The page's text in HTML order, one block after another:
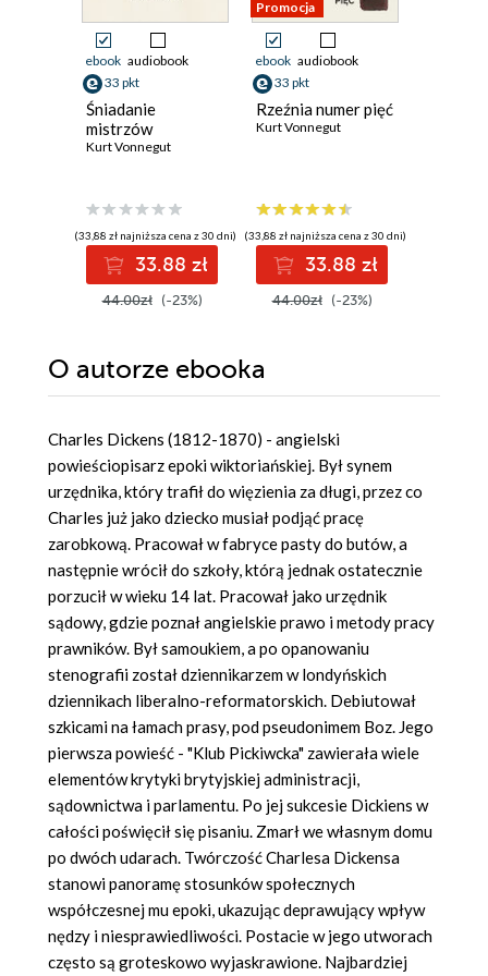
ebook audiobook
33 pkt
Śniadanie
mistrzów
Kurt Vonnegut
(33,88 zł najniższa cena z 30 dni)
33.88 zł
44.00zł (-23%)
Promocja
ebook audiobook
33 pkt
Rzeźnia numer pięć
Kurt Vonnegut
(33,88 zł najniższa cena z 30 dni)
33.88 zł
44.00zł (-23%)
O autorze ebooka
Charles Dickens (1812-1870) - angielski
powieściopisarz epoki wiktoriańskiej. Był synem
urzędnika, który trafił do więzienia za długi, przez co
Charles już jako dziecko musiał podjąć pracę
zarobkową. Pracował w fabryce pasty do butów, a
następnie wrócił do szkoły, którą jednak ostatecznie
porzucił w wieku 14 lat. Pracował jako urzędnik
sądowy, gdzie poznał angielskie prawo i metody pracy
prawników. Był samoukiem, a po opanowaniu
stenografii został dziennikarzem w londyńskich
dziennikach liberalno-reformatorskich. Debiutował
szkicami na łamach prasy, pod pseudonimem Boz. Jego
pierwsza powieść - "Klub Pickiwcka" zawierała wiele
elementów krytyki brytyjskiej administracji,
sądownictwa i parlamentu. Po jej sukcesie Dickiens w
całości poświęcił się pisaniu. Zmarł we własnym domu
po dwóch udarach. Twórczość Charlesa Dickensa
stanowi panoramę stosunków społecznych
współczesnej mu epoki, ukazując deprawujący wpływ
nędzy i niesprawiedliwości. Postacie w jego utworach
często są groteskowo wyjaskrawione. Najbardziej